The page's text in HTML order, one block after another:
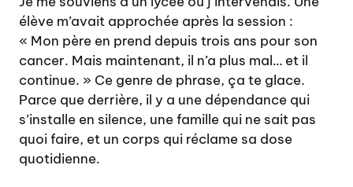
élève m’avait approchée après la session :
« Mon père en prend depuis trois ans pour son
cancer. Mais maintenant, il n’a plus mal… et il
continue. » Ce genre de phrase, ça te glace.
Parce que derrière, il y a une dépendance qui
s’installe en silence, une famille qui ne sait pas
quoi faire, et un corps qui réclame sa dose
quotidienne.